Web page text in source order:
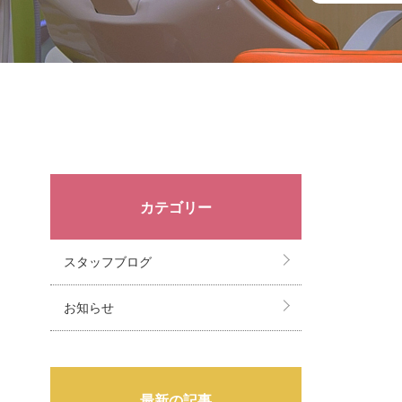
カテゴリー
スタッフブログ
お知らせ